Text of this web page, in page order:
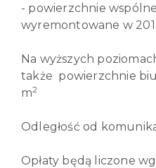
- powierzchnie
wyremontowane w
Na wyższych
także powierzchnie
m2
Odległość od
Opłaty będą liczone